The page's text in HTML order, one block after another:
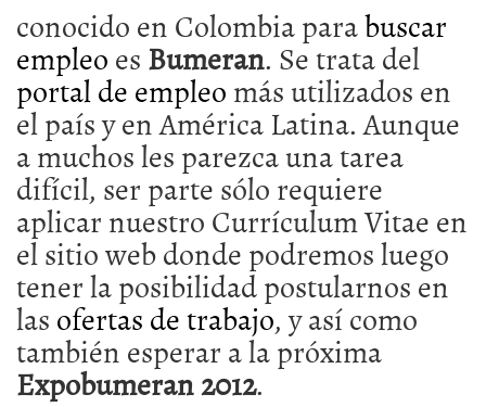
conocido en Colombia parabuscar
empleoesBumeran. Se trata del
portal de empleomás utilizados en
el país y en América Latina. Aunque
a muchos les parezca una tarea
difícil, ser parte sólo requiere
aplicar nuestro Currículum Vitae en
el sitio web donde podremos luego
tener la posibilidad postularnos en
lasofertas de trabajo, y así como
también esperar a la próxima
Expobumeran 2012.